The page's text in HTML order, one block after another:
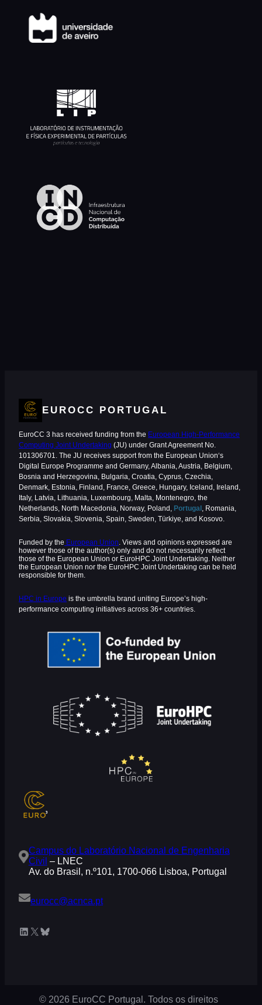
EUROCC PORTUGAL
EuroCC 3 has received funding from the European High-Performance
Computing Joint Undertaking (JU) under Grant Agreement No.
101306701. The JU receives support from the European Union‘s
Digital Europe Programme and Germany, Albania, Austria, Belgium,
Bosnia and Herzegovina, Bulgaria, Croatia, Cyprus, Czechia,
Denmark, Estonia, Finland, France, Greece, Hungary, Iceland, Ireland,
Italy, Latvia, Lithuania, Luxembourg, Malta, Montenegro, the
Netherlands, North Macedonia, Norway, Poland, Portugal , Romania,
Serbia, Slovakia, Slovenia, Spain, Sweden, Türkiye, and Kosovo.
Funded by the European Union . Views and opinions expressed are
however those of the author(s) only and do not necessarily reflect
those of the European Union or EuroHPC Joint Undertaking. Neither
the European Union nor the EuroHPC Joint Undertaking can be held
responsible for them.
HPC in Europe is the umbrella brand uniting Europe’s high-
performance computing initiatives across 36+ countries.
Campus do Laboratório Nacional de Engenharia
Civil – LNEC
Av. do Brasil, n.º101, 1700-066 Lisboa, Portugal
eurocc@acnca.pt
LinkedIn X Bluesky
© 2026 EuroCC Portugal. Todos os direitos